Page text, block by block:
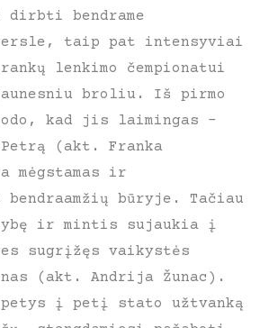
bendrame
taip pat intensyviai
lenkimo čempionatui
broliu. Iš pirmo
kad jis laimingas –
(akt. Franka
mėgstamas ir
bendraamžių būryje. Tačiau
ir mintis sujaukia į
sugrįžęs vaikystės
(akt. Andrija Žunac).
petys į petį stato užtvanką